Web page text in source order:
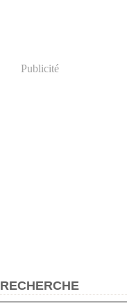
Publicité
RECHERCHE